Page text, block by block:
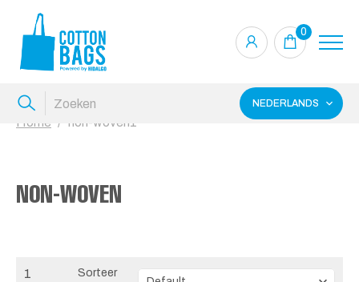
0
NEDERLANDS
Home non-woven1
NON-WOVEN
1
Sorteer